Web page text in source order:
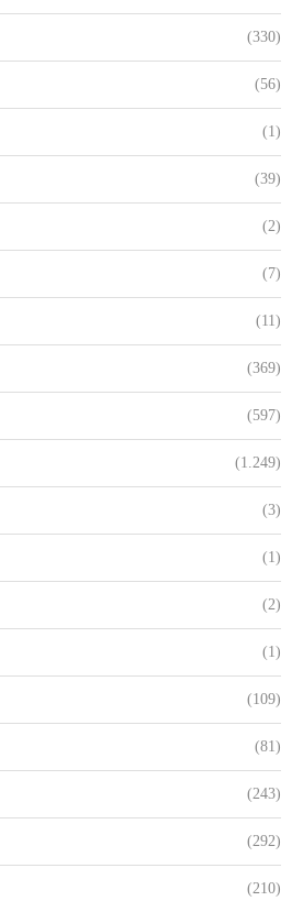
(330)
(56)
(1)
(39)
(2)
(7)
(11)
(369)
(597)
(1.249)
(3)
(1)
(2)
(1)
(109)
(81)
(243)
(292)
(210)